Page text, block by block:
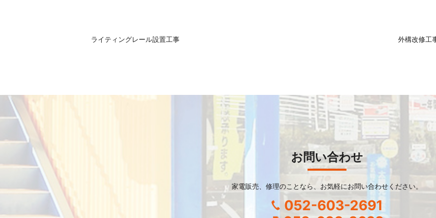
ライティングレール設置工事 外構改修工
お問い合わせ
家電販売、修理のことなら、 お気軽にお問い合わせください。
052-603-2691